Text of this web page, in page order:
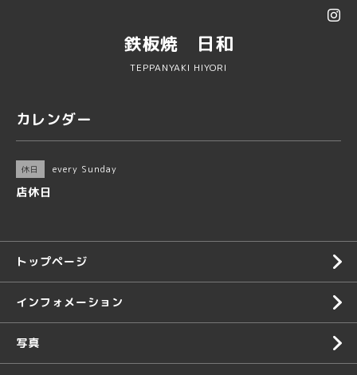
鉄板焼 日和
TEPPANYAKI HIYORI
カレンダー
休日 every Sunday
店休日
トップページ
インフォメーション
写真